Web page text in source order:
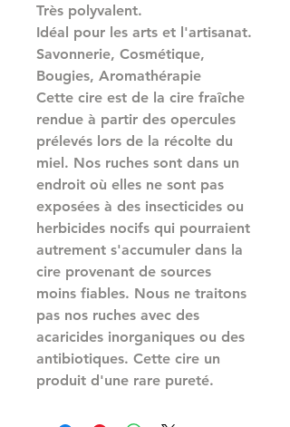
Très polyvalent.
Idéal pour les arts et l'artisanat.
Savonnerie, Cosmétique,
Bougies, Aromathérapie
Cette cire est de la cire fraîche
rendue à partir des opercules
prélevés lors de la récolte du
miel. Nos ruches sont dans un
endroit où elles ne sont pas
exposées à des insecticides ou
herbicides nocifs qui pourraient
autrement s'accumuler dans la
cire provenant de sources
moins fiables. Nous ne traitons
pas nos ruches avec des
acaricides inorganiques ou des
antibiotiques. Cette cire un
produit d'une rare pureté.